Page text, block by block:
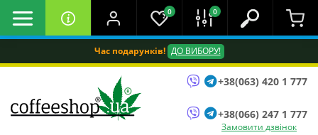
Час подарунків! ДО ВИБОРУ!
0 0
+38(063) 420 1 777
+38(066) 247 1 777
Замовити дзвінок